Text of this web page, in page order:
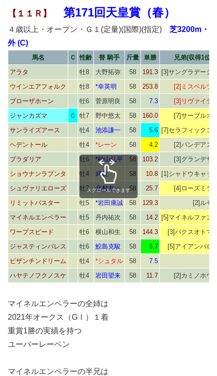
【１１Ｒ】 第171回天皇賞（春）
４歳以上・オープン・Ｇ１(定量)(国際)(指定) 芝3200m・
外 (C)
馬名 Ｃ 性齢 替 騎手 斤量 単勝
兄弟(収得1位)
アラタ
牡8 大野拓弥 58 191.3 [3]サングラデーシ
ウインエアフォルク
牡8 *幸英明 58 253.8
[2]ミスベルツ
ブローザホーン
牡6 菅原明良 58 7.3
[3]リヴァイデ
ジャンカズマ
Ｃ 牡7 野中悠太 58 160.0
[7]サーブルオ
サンライズアース
牡4 池添謙一 58 5.6 [7]セラフィックコ
ヘデントール
牡4 *レーン 58 4.2
[2]パンデアス
プラダリア
牡6 *松山弘平 58 103.2
[3]グランデサ
ショウナンラプンタ
牡4 武豊 58 10.8 [1]シャドウキャッ
シュヴァリエローズ
牡7 北村友一 58 25.7
[4]ローズミラ
リミットバスター
牡5 *岩田康誠 58 129.3
[2]ルモ
マイネルエンペラー
牡5 丹内祐次 58 14.2 [5]マイネルファン
ワープスピード
牡6 横山和生 58 144.3
[3]パクスオトマ
ジャスティンパレス
牡6 鮫島克駿 58 5.7
[5]アイアンバロ
ビザンチンドリーム
牡4 *シュタル 58
7.5
ハヤテノフクノスケ
牡4 岩田望来 58 11.7 [2]カミノホウ
スクロールできます
マイネルエンペラーの全姉は
2021年オークス（GⅠ）１着
重賞1勝の実績を持つ
ユーバーレーベン
マイネルエンペラーの半兄は